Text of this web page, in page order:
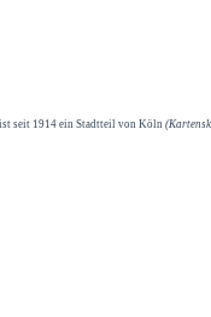
seit 1914 ein Stadtteil von Köln